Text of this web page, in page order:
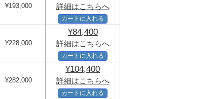
¥193,000 詳細はこちらへ
カートに入れる
¥228,000
¥84,400
詳細はこちらへ
カートに入れる
¥282,000
¥104,400
詳細はこちらへ
カートに入れる